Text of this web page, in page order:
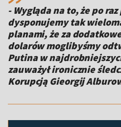
- Wygląda na to, że po
dysponujemy tak
planami, że za
dolarów moglibyśmy
Putina w
zauważył ironicznie
Korupcją Gieorgij